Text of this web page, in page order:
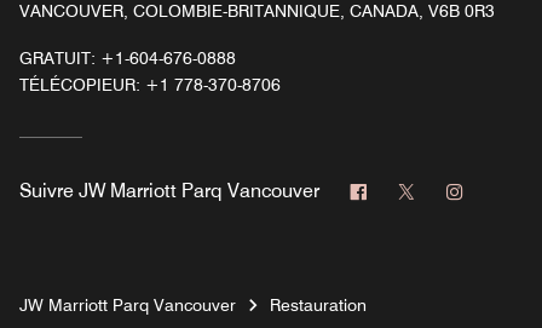
VANCOUVER, COLOMBIE-BRITANNIQUE, CANADA, V6B 0R3
GRATUIT: +1-604-676-0888
TÉLÉCOPIEUR: +1 778-370-8706
Suivre JW Marriott Parq Vancouver Facebook
Twitter
JW Marriott Parq Vancouver Restauration